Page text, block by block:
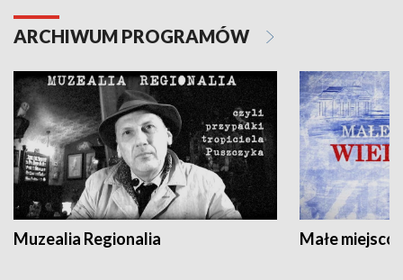
ARCHIWUM PROGRAMÓW
Muzealia Regionalia Małe